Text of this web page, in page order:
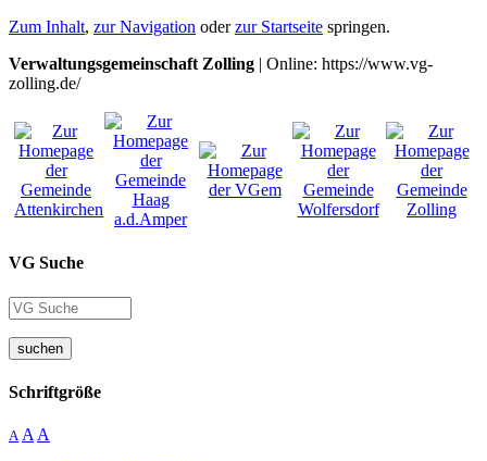
Zum Inhalt, zur Navigation oderzur Startseite springen.
Verwaltungsgemeinschaft Zolling | Online: https://www.vg-
zolling.de/
VG Suche
suchen
Schriftgröße
A A A